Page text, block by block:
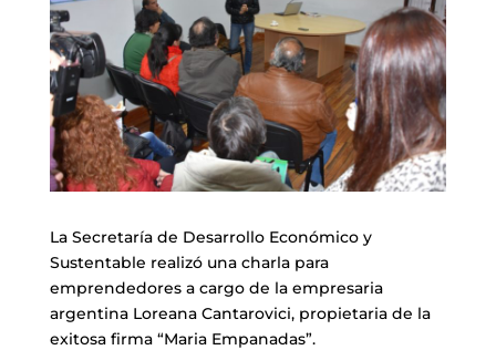
La Secretaría de Desarrollo Económico y
Sustentable realizó una charla para
emprendedores a cargo de la empresaria
argentina Loreana Cantarovici, propietaria de la
exitosa firma “Maria Empanadas”.